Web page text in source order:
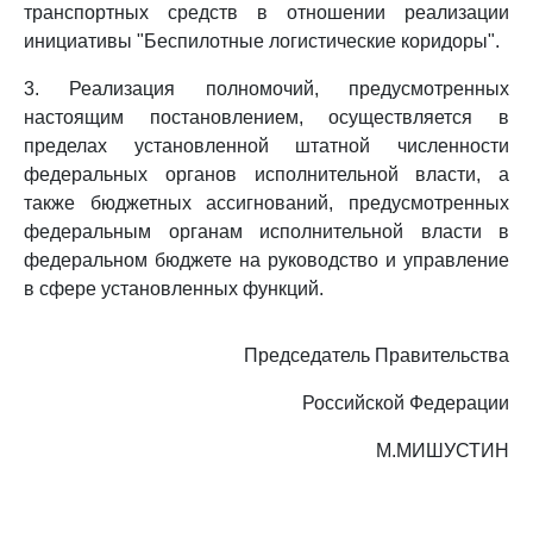
транспортных средств в отношении реализации
инициативы "Беспилотные логистические коридоры".
3. Реализация полномочий, предусмотренных
настоящим постановлением, осуществляется в
пределах установленной штатной численности
федеральных органов исполнительной власти, а
также бюджетных ассигнований, предусмотренных
федеральным органам исполнительной власти в
федеральном бюджете на руководство и управление
в сфере установленных функций.
Председатель Правительства
Российской Федерации
М.МИШУСТИН